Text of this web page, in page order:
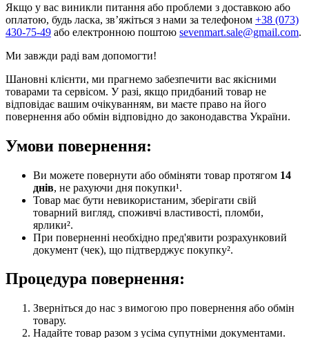
Якщо у вас виникли питання або проблеми з доставкою або
оплатою, будь ласка, зв’яжіться з нами за телефоном +38 (073)
430-75-49 або електронною поштою sevenmart.sale@gmail.com.
Ми завжди раді вам допомогти!
Шановні клієнти, ми прагнемо забезпечити вас якісними
товарами та сервісом. У разі, якщо придбаний товар не
відповідає вашим очікуванням, ви маєте право на його
повернення або обмін відповідно до законодавства України.
Умови повернення:
Ви можете повернути або обміняти товар протягом 14
днів, не рахуючи дня покупки¹.
Товар має бути невикористаним, зберігати свій
товарний вигляд, споживчі властивості, пломби,
ярлики².
При поверненні необхідно пред'явити розрахунковий
документ (чек), що підтверджує покупку².
Процедура повернення:
Зверніться до нас з вимогою про повернення або обмін
товару.
Надайте товар разом з усіма супутніми документами.